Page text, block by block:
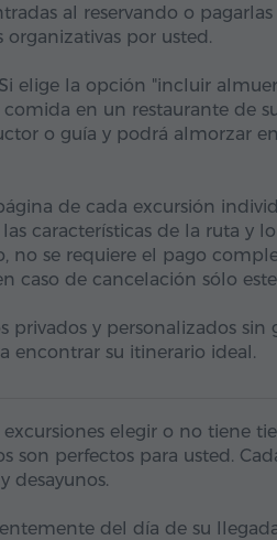
al reservando o
organizativas por usted.
Si elige la opción "incluir
en un restaurante de
o guía y podrá almorzar
de cada excursión
características de la ruta y
no se requiere el pago
caso de cancelación sólo
privados y personalizados
encontrar su itinerario ideal.
excursiones elegir o no tiene
son perfectos para usted.
desayunos.
del día de su